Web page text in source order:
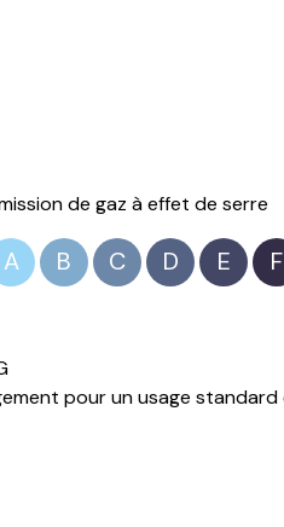
de gaz à effet de serre
A B C D E F
pour un usage